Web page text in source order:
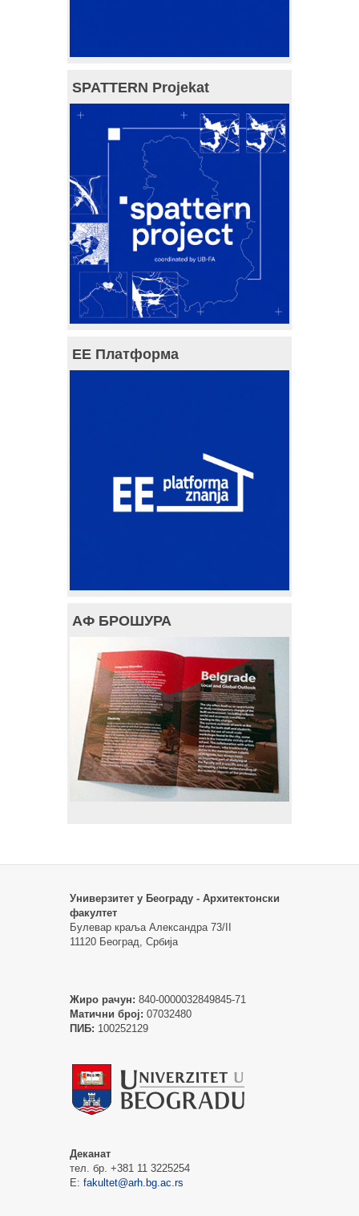
SPATTERN Projekat
ЕЕ Платформа
АФ БРОШУРА
Универзитет у Београду - Архитектонски
факултет
Булевар краља Александра 73/II
11120 Београд, Србија
Жиро рачун: 840-0000032849845-71
Матични број: 07032480
ПИБ: 100252129
Деканат
тел. бр. +381 11 3225254
Е: fakultet@arh.bg.ac.rs